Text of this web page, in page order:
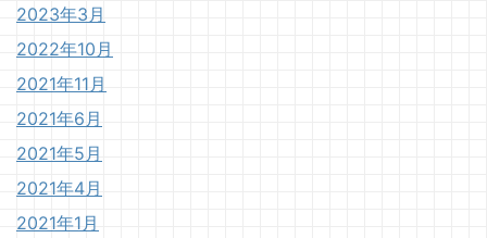
2023年3月
2022年10月
2021年11月
2021年6月
2021年5月
2021年4月
2021年1月